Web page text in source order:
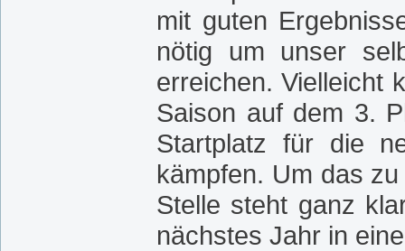
mit guten
nötig um unser
erreichen. Vielleicht
Saison auf dem 3.
Startplatz für die
kämpfen. Um das
Stelle steht ganz
nächstes Jahr in